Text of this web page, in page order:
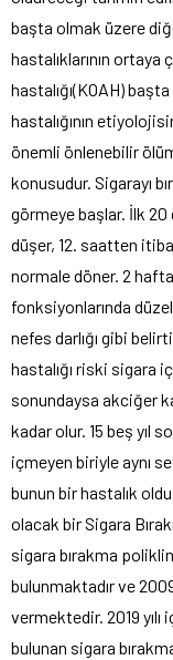
başta olmak üzere
hastalıklarının
hastalığı(KOAH)
hastalığının
önemli önlenebilir
konusudur. Sigarayı
görmeye başlar. İlk 20
düşer, 12. saatten
normale döner. 2
fonksiyonlarında
nefes darlığı gibi
hastalığı riski sigara
sonundaysa akciğer
kadar olur. 15 beş yıl
içmeyen biriyle aynı
bunun bir hastalık
olacak bir Sigara
sigara bırakma
bulunmaktadır ve
vermektedir. 2019
bulunan sigara